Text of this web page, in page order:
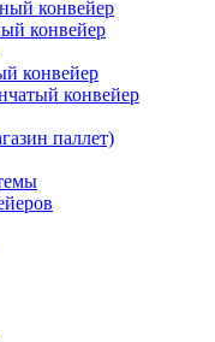
конвейер
конвейер
конвейер
конвейер
паллет)